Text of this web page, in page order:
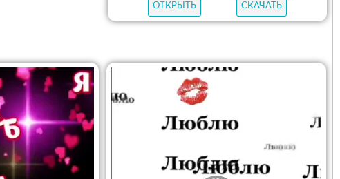
ОТКРЫТЬ СКАЧАТЬ